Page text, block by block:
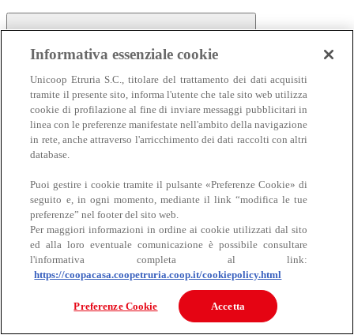
Carne
Carne
Bovino
Informativa essenziale cookie
Unicoop Etruria S.C., titolare del trattamento dei dati acquisiti
tramite il presente sito, informa l'utente che tale sito web utilizza
cookie di profilazione al fine di inviare messaggi pubblicitari in
linea con le preferenze manifestate nell'ambito della navigazione
in rete, anche attraverso l'arricchimento dei dati raccolti con altri
database.
Puoi gestire i cookie tramite il pulsante «Preferenze Cookie» di
seguito e, in ogni momento, mediante il link “modifica le tue
preferenze” nel footer del sito web.
Per maggiori informazioni in ordine ai cookie utilizzati dal sito
ed alla loro eventuale comunicazione è possibile consultare
l'informativa completa al link:
https://coopacasa.coopetruria.coop.it/cookiepolicy.html
Preferenze Cookie Accetta